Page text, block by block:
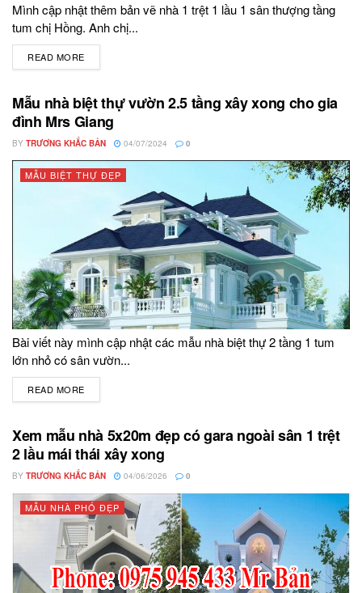
Mình cập nhật thêm bản vẽ nhà 1 trệt 1 lầu 1 sân thượng tầng
tum chị Hồng. Anh chị...
READ MORE
Mẫu nhà biệt thự vườn 2.5 tầng xây xong cho gia
đình Mrs Giang
BY TRƯƠNG KHẮC BẢN 04/07/2024 0
MẪU BIỆT THỰ ĐẸP
Bài viết này mình cập nhật các mẫu nhà biệt thự 2 tầng 1 tum
lớn nhỏ có sân vườn...
READ MORE
Xem mẫu nhà 5x20m đẹp có gara ngoài sân 1 trệt
2 lầu mái thái xây xong
BY TRƯƠNG KHẮC BẢN 04/06/2026 0
MẪU NHÀ PHỐ ĐẸP